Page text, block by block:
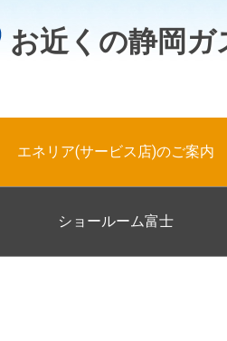
くらしサ
ショールーム
料理教室のお
お近くの静岡
お近くの静岡ガ
エネリア(サービス店)のご案内
ショールーム富士